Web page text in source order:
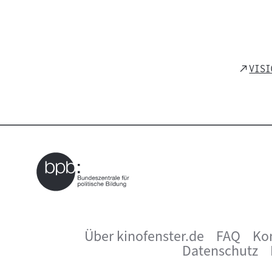
SeitenfußnavigationÜber kinofenster.de FAQ
Datenschutz